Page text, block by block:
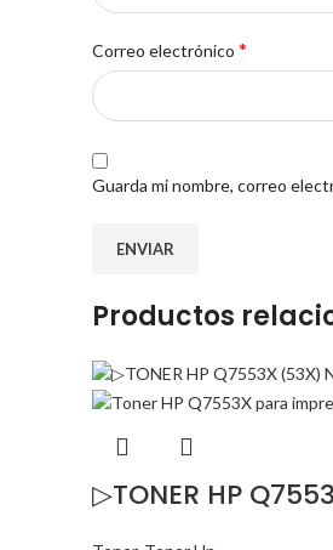
Correo electrónico *
Guarda mi nombre, correo
Productos
▷TONER HP